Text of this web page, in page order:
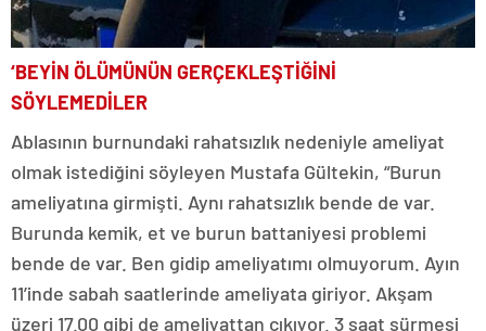
‘BEYİN ÖLÜMÜNÜN GERÇEKLEŞTİĞİNİ
SÖYLEMEDİLER
Ablasının burnundaki rahatsızlık nedeniyle ameliyat
olmak istediğini söyleyen Mustafa Gültekin, “Burun
ameliyatına girmişti. Aynı rahatsızlık bende de var.
Burunda kemik, et ve burun battaniyesi problemi
bende de var. Ben gidip ameliyatımı olmuyorum. Ayın
11’inde sabah saatlerinde ameliyata giriyor. Akşam
üzeri 17.00 gibi de ameliyattan çıkıyor. 3 saat sürmesi